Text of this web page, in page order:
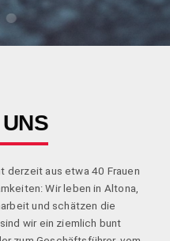
derzeit aus etwa 40 Frauen
Wir leben in Altona,
und schätzen die
wir ein ziemlich bunt